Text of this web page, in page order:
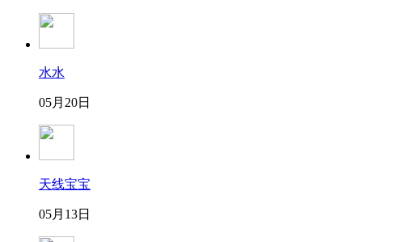
水水
05月20日
天线宝宝
05月13日